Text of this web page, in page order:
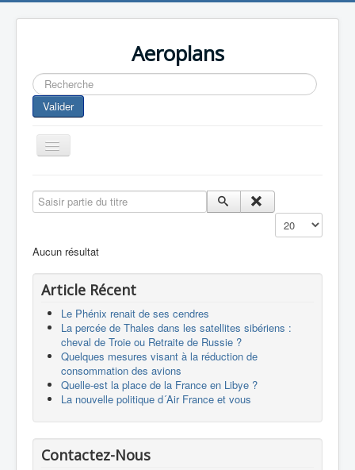
Aeroplans
Rechercher
Valider
Toggle
Navigation
Aviation Commerciale
Europespace
Drones
Saisir partie du titre
Affichage #
Aucun résultat
Article Récent
Le Phénix renait de ses cendres
La percée de Thales dans les satellites sibériens :
cheval de Troie ou Retraite de Russie ?
Quelques mesures visant à la réduction de
consommation des avions
Quelle-est la place de la France en Libye ?
La nouvelle politique d´Air France et vous
Contactez-Nous